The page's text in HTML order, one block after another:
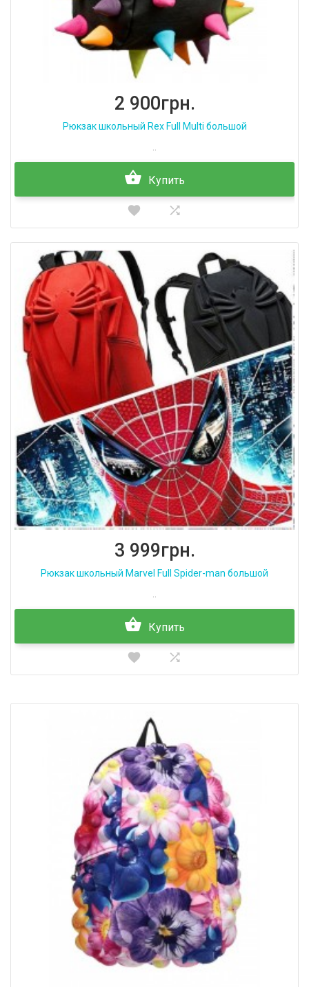
2 900грн.
Рюкзак школьный Rex Full Multi большой
..
Купить
3 999грн.
Рюкзак школьный Marvel Full Spider-man большой
..
Купить